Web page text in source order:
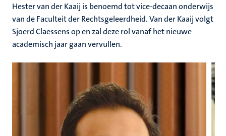
Hester van der Kaaij is benoemd tot vice-decaan onderwijs
van de Faculteit der Rechtsgeleerdheid. Van der Kaaij volgt
Sjoerd Claessens op en zal deze rol vanaf het nieuwe
academisch jaar gaan vervullen.